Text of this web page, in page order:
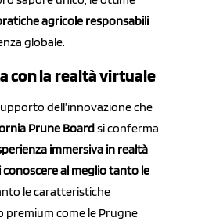
agricole responsabili
globale.
con la realtà virtuale
dell’innovazione che
Prune Boardsi conferma
immersiva in realtà
al meglio tanto le
le caratteristiche
come le Prugne